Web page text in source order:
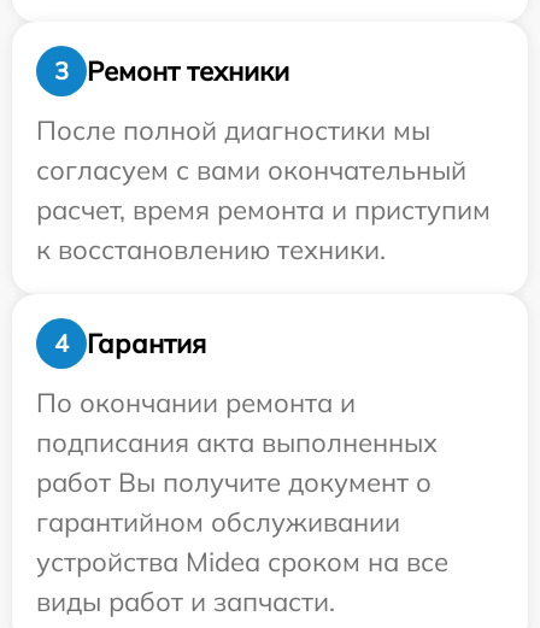
3
Ремонт техники
После полной диагностики мы
согласуем с вами окончательный
расчет, время ремонта и приступим
к восстановлению техники.
4
Гарантия
По окончании ремонта и
подписания акта выполненных
работ Вы получите документ о
гарантийном обслуживании
устройства Midea сроком на все
виды работ и запчасти.